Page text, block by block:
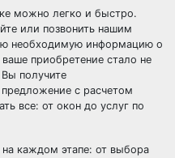
можно легко и быстро.
или позвонить нашим
необходимую информацию о
приобретение стало не
получите
с расчетом
все: от окон до услуг по
каждом этапе: от выбора